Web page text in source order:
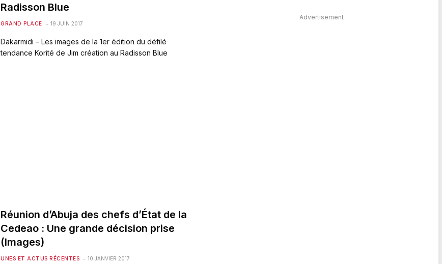
Radisson Blue
GRAND PLACE 19 JUIN 2017
Dakarmidi – Les images de la 1er édition du défilé
tendance Korité de Jim création au Radisson Blue
Réunion d’Abuja des chefs d’État de la
Cedeao : Une grande décision prise
(Images)
UNES ET ACTUS RÉCENTES 10 JANVIER 2017
Advertisement